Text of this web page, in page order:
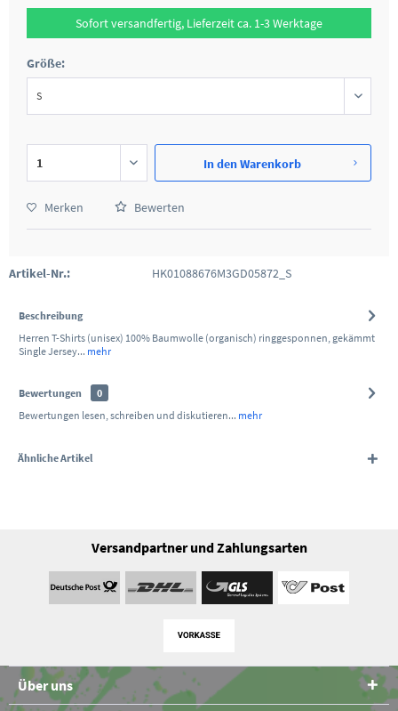
Sofort versandfertig, Lieferzeit ca. 1-3 Werktage
Größe:
In denWarenkorb
Merken Bewerten
Artikel-Nr.: HK01088676M3GD05872_S
Beschreibung
Herren T-Shirts (unisex) 100% Baumwolle (organisch) ringgesponnen, gekämmt
Single Jersey... mehr
Bewertungen
0
Bewertungen lesen, schreiben und diskutieren... mehr
Ähnliche Artikel
Versandpartner und Zahlungsarten
Über uns